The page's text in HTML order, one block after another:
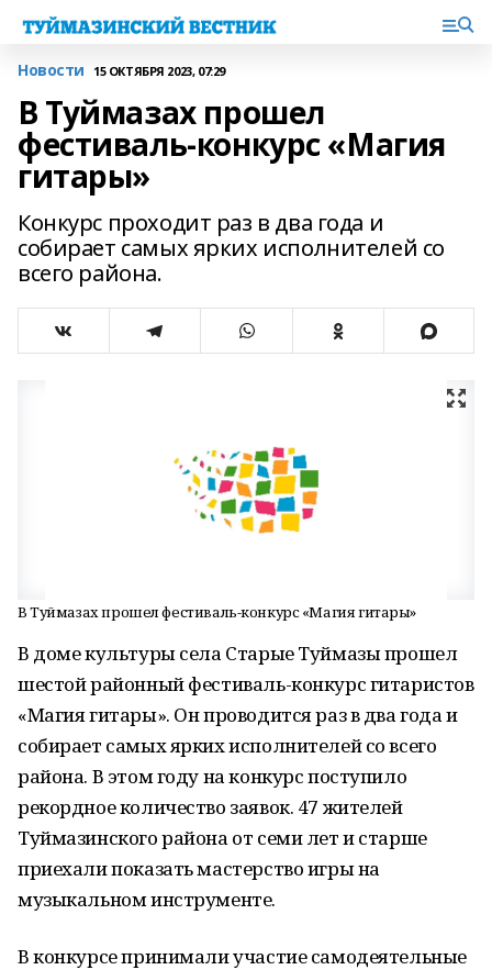
Новости 15 ОКТЯБРЯ 2023, 07:29
В Туймазах прошел
фестиваль-конкурс «Магия
гитары»
Конкурс проходит раз в два года и
собирает самых ярких исполнителей со
всего района.
В Туймазах прошел фестиваль-конкурс «Магия гитары»
В доме культуры села Старые Туймазы прошел
шестой районный фестиваль-конкурс гитаристов
«Магия гитары». Он проводится раз в два года и
собирает самых ярких исполнителей со всего
района. В этом году на конкурс поступило
рекордное количество заявок. 47 жителей
Туймазинского района от семи лет и старше
приехали показать мастерство игры на
музыкальном инструменте.
В конкурсе принимали участие самодеятельные